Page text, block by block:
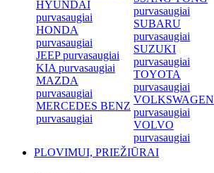
HYUNDAI
purvasaugiai
HONDA
purvasaugiai
JEEP purvasaugiai
KIA purvasaugiai
MAZDA
purvasaugiai
MERCEDES BENZ
purvasaugiai
purvasaugiai
SUBARU
purvasaugiai
SUZUKI
purvasaugiai
TOYOTA
purvasaugiai
VOLKSWAGEN
purvasaugiai
VOLVO
purvasaugiai
PLOVIMUI, PRIEŽIŪRAI